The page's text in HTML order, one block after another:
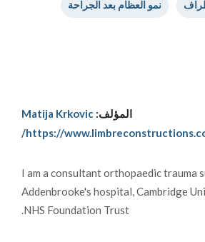
نمو العظام بعد الجراحة
المؤلف: Matija Krkovic
https://
I am a consultant orthopaedic trauma
Addenbrooke's hospital, Cambridge
NHS Foundation Trust.